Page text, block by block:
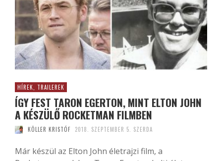
HÍREK, TRAILEREK
ÍGY FEST TARON EGERTON, MINT ELTON JOHN
A KÉSZÜLŐ ROCKETMAN FILMBEN
KÖLLER KRISTÓF 2018. SZEPTEMBER 5. SZERDA
Már készül az Elton John életrajzi film, a